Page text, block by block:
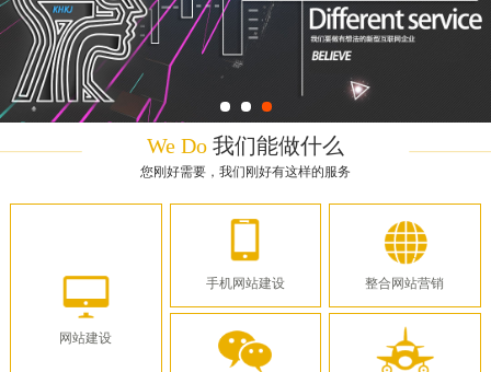
We Do 我们能做什么
您刚好需要，我们刚好有这样的服务
网站建设
手机网站建设 整合网站营销